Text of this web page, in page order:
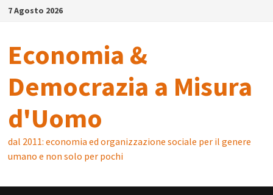
Skip7 Agosto 2026
Economia &
Democrazia a Misura
d'Uomo
dal 2011: economia ed organizzazione sociale per il genere
umano e non solo per pochi